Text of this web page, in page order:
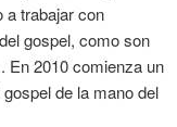
a trabajar con
gospel, como son
En 2010 comienza un
de la mano del